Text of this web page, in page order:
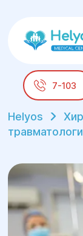
7-103
Helyos